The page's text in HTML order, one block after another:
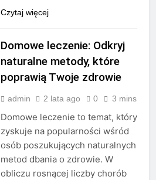
Czytaj więcej
Domowe leczenie: Odkryj
naturalne metody, które
poprawią Twoje zdrowie
admin 2 lata ago 0 3 mins
Domowe leczenie to temat, który
zyskuje na popularności wśród
osób poszukujących naturalnych
metod dbania o zdrowie. W
obliczu rosnącej liczby chorób